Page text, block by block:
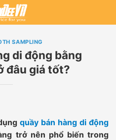
SAMPLING
di động bằng
đâu giá tốt?
quầy bán hàng di động
trở nên phổ biến trong